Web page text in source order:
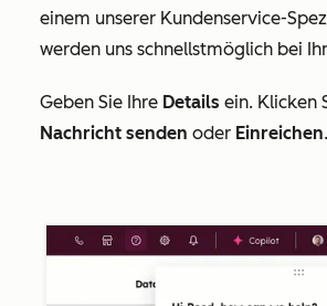
einem unserer Kundenservice-
werden uns schnellstmöglich bei
Geben Sie Ihre Details ein. Klicken
Nachricht senden oder Einreichen.